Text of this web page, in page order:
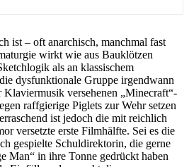
ist – oft anarchisch, manchmal fast
wirkt wie aus Bauklötzen
als an klassischem
dysfunktionale Gruppe irgendwann
versehenen „Minecraft“-
raffgierige Piglets zur Wehr setzen
ist jedoch die mit reichlich
versetzte erste Filmhälfte. Sei es die
gespielte Schuldirektorin, die gerne
Man“ in ihre Tonne gedrückt haben